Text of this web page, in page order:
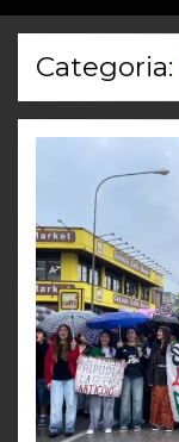
Categoria: